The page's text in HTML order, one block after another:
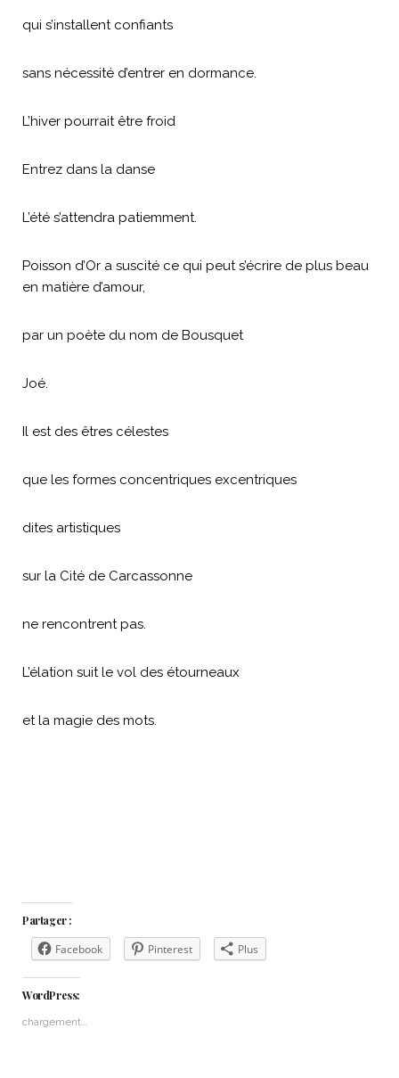
qui s’installent confiants
sans nécessité d’entrer en dormance.
L’hiver pourrait être froid
Entrez dans la danse
L’été s’attendra patiemment.
Poisson d’Or a suscité ce qui peut s’écrire de plus beau
en matière d’amour,
par un poète du nom de Bousquet
Joé.
Il est des êtres célestes
que les formes concentriques excentriques
dites artistiques
sur la Cité de Carcassonne
ne rencontrent pas.
L’élation suit le vol des étourneaux
et la magie des mots.
Partager :
Facebook Pinterest Plus
WordPress:
chargement…